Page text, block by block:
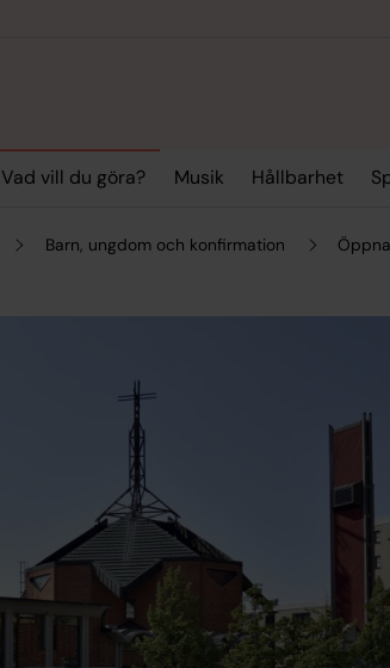
Vad vill du göra? Musik Hållbarhet
Barn, ungdom och konfirmation